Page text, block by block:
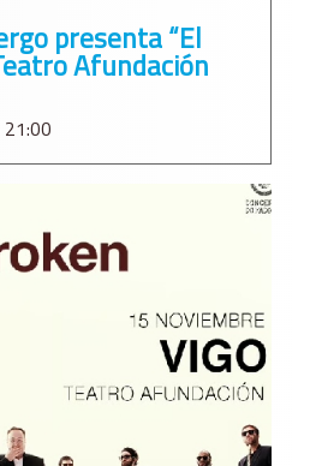
presenta “El
Afundación